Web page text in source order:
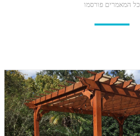
כל המאמרים פורסמו